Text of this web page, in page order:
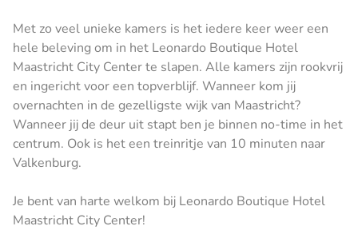
Met zo veel unieke kamers is het iedere keer weer een
hele beleving om in het Leonardo Boutique Hotel
Maastricht City Center te slapen. Alle kamers zijn rookvrij
en ingericht voor een topverblijf. Wanneer kom jij
overnachten in de gezelligste wijk van Maastricht?
Wanneer jij de deur uit stapt ben je binnen no-time in het
centrum. Ook is het een treinritje van 10 minuten naar
Valkenburg.
Je bent van harte welkom bij Leonardo Boutique Hotel
Maastricht City Center!